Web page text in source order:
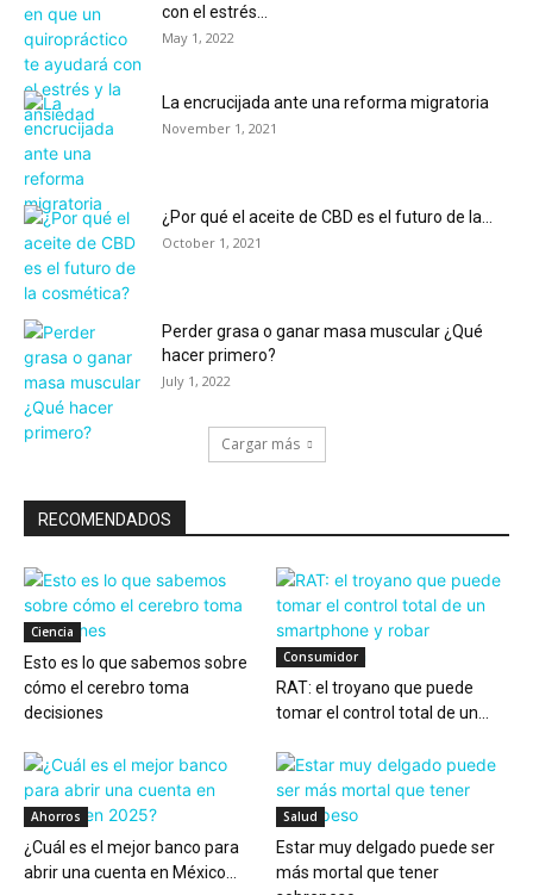
con el estrés...
May 1, 2022
La encrucijada ante una reforma migratoria
November 1, 2021
¿Por qué el aceite de CBD es el futuro de la...
October 1, 2021
Perder grasa o ganar masa muscular ¿Qué
hacer primero?
July 1, 2022
Cargar más
RECOMENDADOS
Ciencia
Esto es lo que sabemos sobre
cómo el cerebro toma
decisiones
Consumidor
RAT: el troyano que puede
tomar el control total de un...
Ahorros
¿Cuál es el mejor banco para
abrir una cuenta en México...
Salud
Estar muy delgado puede ser
más mortal que tener